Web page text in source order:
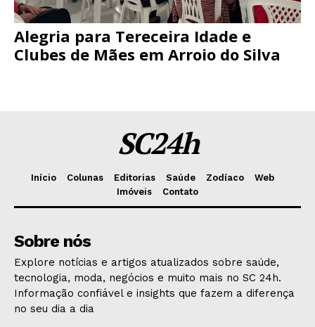
Alegria para Tereceira Idade e
Clubes de Mães em Arroio do Silva
SC24h
Início Colunas Editorias Saúde Zodíaco
Web
Imóveis
Contato
Sobre nós
Explore notícias e artigos atualizados sobre saúde,
tecnologia, moda, negócios e muito mais no SC 24h.
Informação confiável e insights que fazem a diferença
no seu dia a dia